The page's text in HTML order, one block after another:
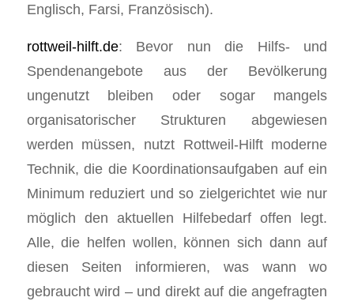
Englisch, Farsi, Französisch).
rottweil-hilft.de: Bevor nun die Hilfs- und
Spendenangebote aus der Bevölkerung
ungenutzt bleiben oder sogar mangels
organisatorischer Strukturen abgewiesen
werden müssen, nutzt Rottweil-Hilft moderne
Technik, die die Koordinationsaufgaben auf ein
Minimum reduziert und so zielgerichtet wie nur
möglich den aktuellen Hilfebedarf offen legt.
Alle, die helfen wollen, können sich dann auf
diesen Seiten informieren, was wann wo
gebraucht wird – und direkt auf die angefragten